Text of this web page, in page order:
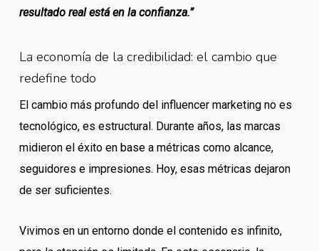
resultado real está en la confianza.”
La economía de la credibilidad: el cambio que
redefine todo
El cambio más profundo del influencer marketing no es
tecnológico, es estructural. Durante años, las marcas
midieron el éxito en base a métricas como alcance,
seguidores e impresiones. Hoy, esas métricas dejaron
de ser suficientes.
Vivimos en un entorno donde el contenido es infinito,